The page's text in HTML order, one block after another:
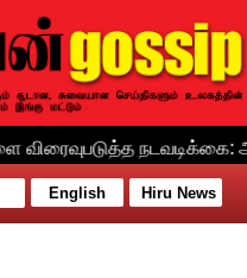
English Hiru News